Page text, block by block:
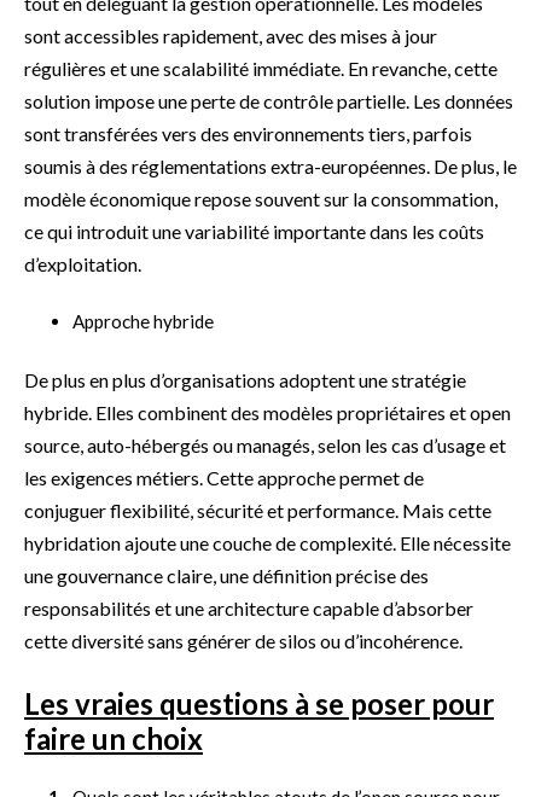
sont accessibles rapidement, avec des mises à jour
régulières et une scalabilité immédiate. En revanche, cette
solution impose une perte de contrôle partielle. Les données
sont transférées vers des environnements tiers, parfois
soumis à des réglementations extra-européennes. De plus, le
modèle économique repose souvent sur la consommation,
ce qui introduit une variabilité importante dans les coûts
d’exploitation.
Approche hybride
De plus en plus d’organisations adoptent une stratégie
hybride. Elles combinent des modèles propriétaires et open
source, auto-hébergés ou managés, selon les cas d’usage et
les exigences métiers. Cette approche permet de
conjuguer flexibilité, sécurité et performance. Mais cette
hybridation ajoute une couche de complexité. Elle nécessite
une gouvernance claire, une définition précise des
responsabilités et une architecture capable d’absorber
cette diversité sans générer de silos ou d’incohérence.
Les vraies questions à se poser pour
faire un choix